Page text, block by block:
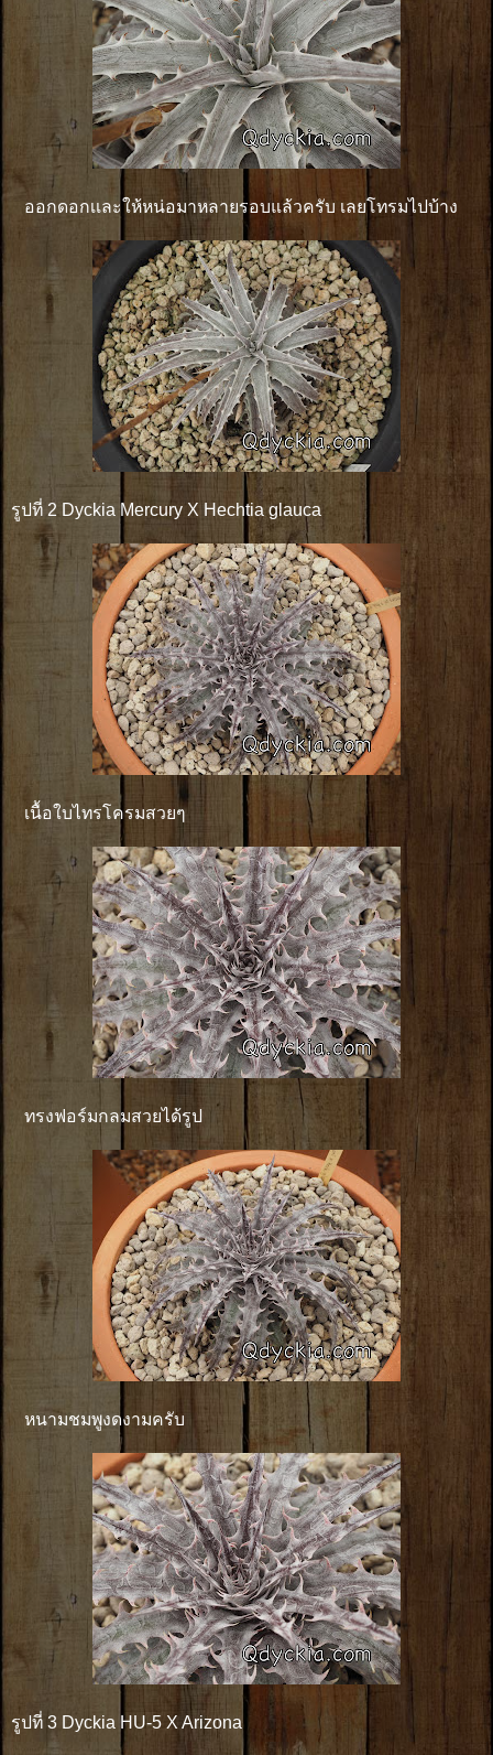
ออกดอกเเละให้หน่อมาหลายรอบแล้วครับ เลยโทรมไปบ้าง
รูปที่ 2 Dyckia Mercury X Hechtia glauca
เนื้อใบไทรโครมสวยๆ
ทรงฟอร์มกลมสวยได้รูป
หนามชมพูงดงามครับ
รูปที่ 3 Dyckia HU-5 X Arizona